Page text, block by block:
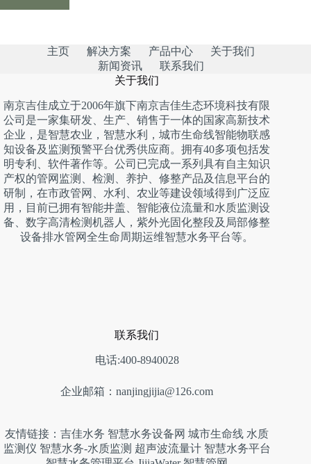
主页 解决方案 产品中心
关于我们
新闻资讯
联系我们
关于我们
南京吉佳成立于2006年旗下南京吉佳生态环境科技有限
公司是一家集研发、生产、销售于一体的国家高新技术
企业，是智慧农业，智慧水利，城市生命线智能物联感
知设备及监测预警平台优秀供应商。拥有40多项包括发
明专利、软件著作等。公司已完成一系列具有自主知识
产权的管网监测、检测、养护、修整产品及信息平台的
研制，在市政管网、水利、农业等建设领域得到广泛应
用，目前已拥有智能井盖、智能液位流量和水质监测设
备、数字高清检测机器人，紫外光固化整段及局部修整
设备排水管网全生命周期运维智慧水务平台等。
联系我们
电话:400-8940028
企业邮箱：nanjingjijia@126.com
友情链接：吉佳水务 智慧水务设备网 城市生命线 水质
监测仪 智慧水务-水质监测 超声波流量计 智慧水务平台